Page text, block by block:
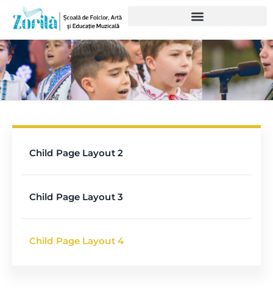
Child Page Layout 2
Child Page Layout 3
Child Page Layout 4